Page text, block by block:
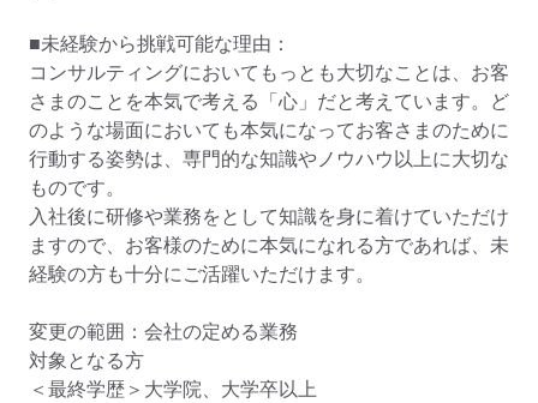
■未経験から挑戦可能な理由：
コンサルティングにおいてもっとも大切なことは、お客
さまのことを本気で考える「心」だと考えています。ど
のような場面においても本気になってお客さまのために
行動する姿勢は、専門的な知識やノウハウ以上に大切な
ものです。
入社後に研修や業務をとして知識を身に着けていただけ
ますので、お客様のために本気になれる方であれば、未
経験の方も十分にご活躍いただけます。
変更の範囲：会社の定める業務
対象となる方
＜最終学歴＞大学院、大学卒以上